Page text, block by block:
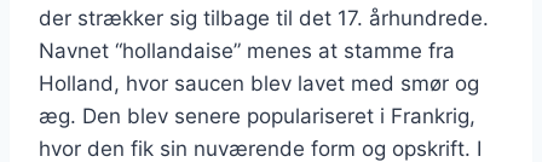
der strækker sig tilbage til det 17. århundrede.
Navnet “hollandaise” menes at stamme fra
Holland, hvor saucen blev lavet med smør og
æg. Den blev senere populariseret i Frankrig,
hvor den fik sin nuværende form og opskrift. I